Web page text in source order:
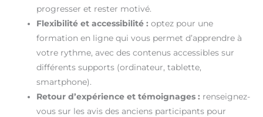
progresser et rester motivé.
Flexibilité et accessibilité : optez pour une
formation en ligne qui vous permet d’apprendre à
votre rythme, avec des contenus accessibles sur
différents supports (ordinateur, tablette,
smartphone).
Retour d’expérience et témoignages : renseignez-
vous sur les avis des anciens participants pour